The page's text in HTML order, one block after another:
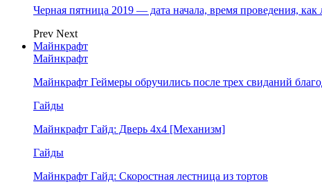
Черная пятница 2019 — дата начала, время проведения,
Prev Next
Майнкрафт
Майнкрафт
Майнкрафт Геймеры обручились после трех свиданий
Гайды
Майнкрафт Гайд: Дверь 4х4 [Механизм]
Гайды
Майнкрафт Гайд: Скоростная лестница из тортов